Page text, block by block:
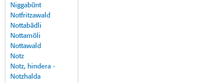
Niggabünt
Notfritzawald
Nottabädli
Nottamöli
Nottawald
Notz
Notz, hindera -
Notzhalda